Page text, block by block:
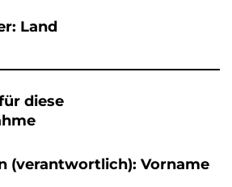
Land
diese
(verantwortlich): Vorname